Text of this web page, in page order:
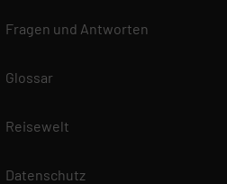
Fragen und Antworten
Glossar
Reisewelt
Datenschutz